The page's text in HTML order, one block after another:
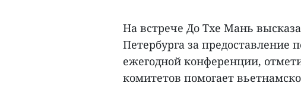
На встрече До Тхе Мань
Петербурга за предоставление
ежегодной конференции,
комитетов помогает